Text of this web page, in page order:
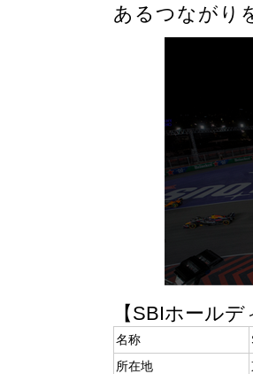
あるつながり
【SBIホール
名称
所在地